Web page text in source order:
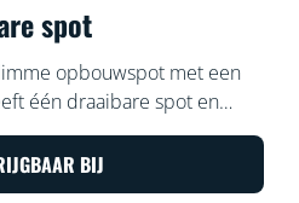
spot
opbouwspot met een
één draaibare spot en
je ruimte. Gebruik je
met de WiZ app of je stem
BIJ